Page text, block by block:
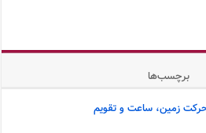
برچسب‌ها
زمین، ساعت و تقویم